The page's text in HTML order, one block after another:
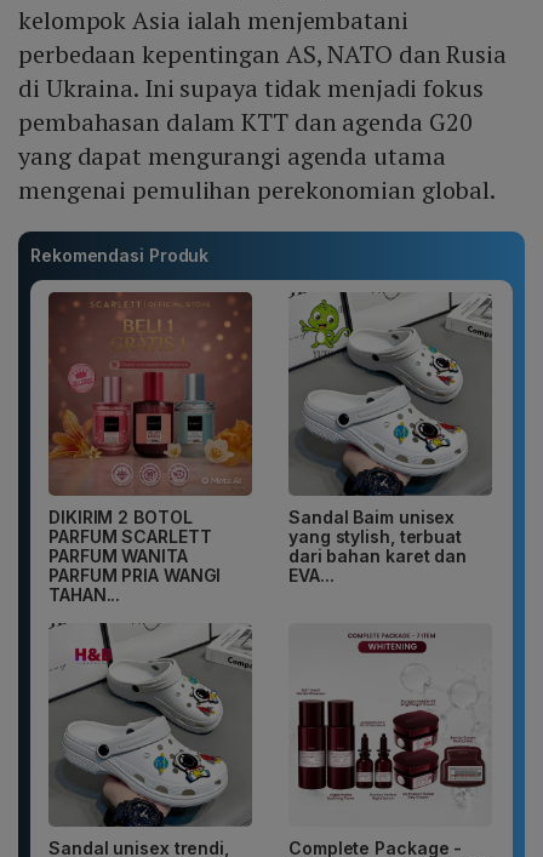
kelompok Asia ialah menjembatani
perbedaan kepentingan AS, NATO dan Rusia
di Ukraina. Ini supaya tidak menjadi fokus
pembahasan dalam KTT dan agenda G20
yang dapat mengurangi agenda utama
mengenai pemulihan perekonomian global.
Rekomendasi Produk
DIKIRIM 2 BOTOL
PARFUM SCARLETT
PARFUM WANITA
PARFUM PRIA WANGI
TAHAN...
Sandal Baim unisex
yang stylish, terbuat
dari bahan karet dan
EVA...
Sandal unisex trendi,
Complete Package -